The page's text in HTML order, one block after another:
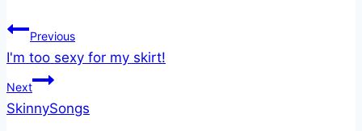
Previous
I'm too sexy for my skirt!
Next
SkinnySongs